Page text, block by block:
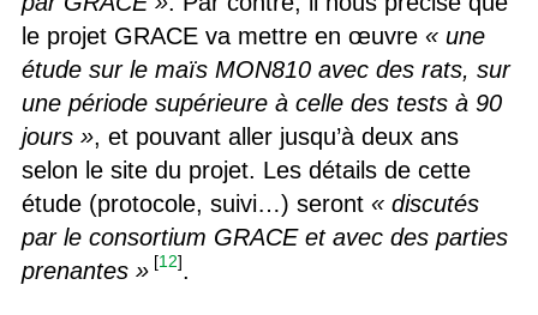
le projet GRACE va mettre en œuvre « une
étude sur le maïs MON810 avec des rats, sur
une période supérieure à celle des tests à 90
jours », et pouvant aller jusqu’à deux ans
selon le site du projet. Les détails de cette
étude (protocole, suivi…) seront « discutés
par le consortium GRACE et avec des parties
prenantes » [12].